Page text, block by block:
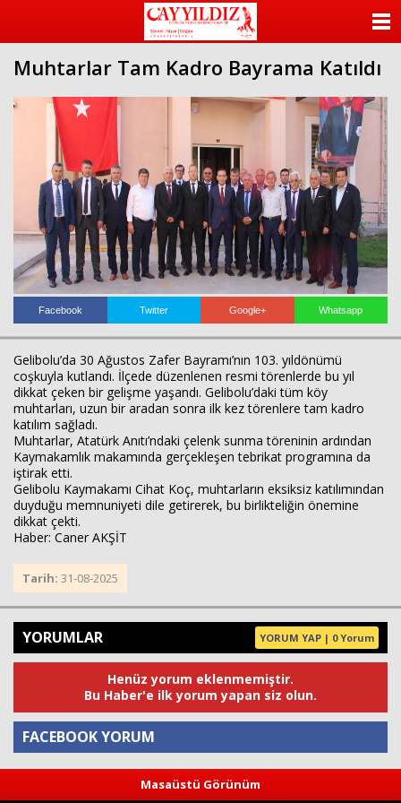
Muhtarlar Tam Kadro Bayrama Katıldı
Facebook Twitter Google+ Whatsapp
Gelibolu’da 30 Ağustos Zafer Bayramı’nın 103. yıldönümü
coşkuyla kutlandı. İlçede düzenlenen resmi törenlerde bu yıl
dikkat çeken bir gelişme yaşandı. Gelibolu’daki tüm köy
muhtarları, uzun bir aradan sonra ilk kez törenlere tam kadro
katılım sağladı.
Muhtarlar, Atatürk Anıtı’ndaki çelenk sunma töreninin ardından
Kaymakamlık makamında gerçekleşen tebrikat programına da
iştirak etti.
Gelibolu Kaymakamı Cihat Koç, muhtarların eksiksiz katılımından
duyduğu memnuniyeti dile getirerek, bu birlikteliğin önemine
dikkat çekti.
Haber: Caner AKŞİT
Tarih: 31-08-2025
YORUMLAR YORUM YAP | 0 Yorum
Henüz yorum eklenmemiştir.
Bu Haber'e ilk yorum yapan siz olun.
FACEBOOK YORUM
Yorum
Masaüstü Görünüm
KATEGORİLER
YAZARLAR
ANKETLER
FOTO GALERİ
VİDEO GALERİ
KÜNYE